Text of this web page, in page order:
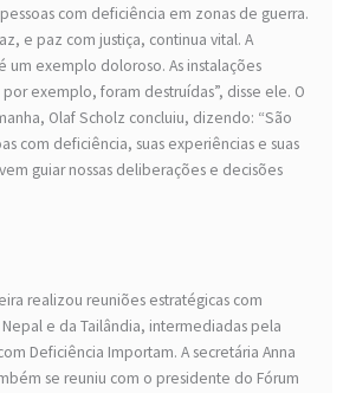
com deficiência em zonas de guerra.
e paz com justiça, continua vital. A
um exemplo doloroso. As instalações
exemplo, foram destruídas”, disse ele. O
Olaf Scholz concluiu, dizendo: “São
com deficiência, suas experiências e suas
guiar nossas deliberações e decisões
realizou reuniões estratégicas com
e da Tailândia, intermediadas pela
Deficiência Importam. A secretária Anna
se reuniu com o presidente do Fórum